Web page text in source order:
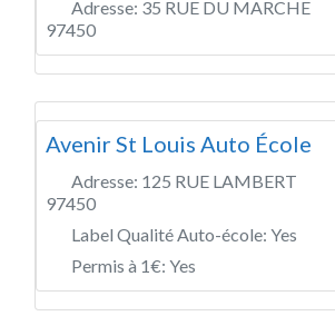
Adresse: 35 RUE DU MARCHE
97450
Avenir St Louis Auto École
Adresse: 125 RUE LAMBERT
97450
Label Qualité Auto-école: Yes
Permis à 1€: Yes